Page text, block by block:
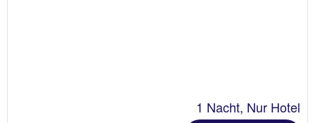
1 Nacht, Nur Hotel